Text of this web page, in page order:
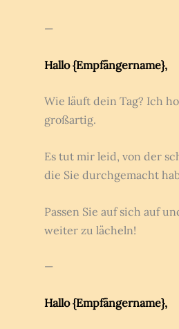
—
Hallo {Empfängername},
Wie läuft dein Tag? Ich
großartig.
Es tut mir leid, von der
die Sie durchgemacht
Passen Sie auf sich auf
weiter zu lächeln!
—
Hallo {Empfängername},